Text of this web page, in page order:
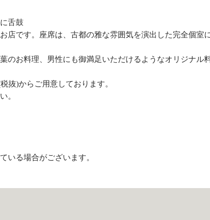
舌鼓
店です。座席は、古都の雅な雰囲気を演出した完全個室
のお料理、男性にも御満足いただけるようなオリジナル
抜)からご用意しております。
。
いる場合がございます。